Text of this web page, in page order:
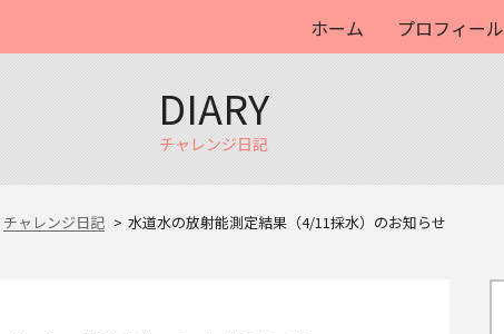
ホーム プロフィール
DIARY
チャレンジ日記
チャレンジ日記 水道水の放射能測定結果（4/11採水）のお知らせ